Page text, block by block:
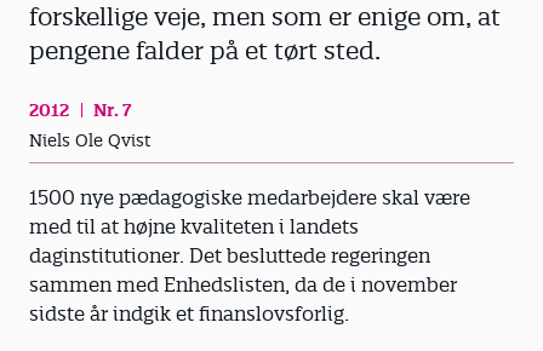
forskellige veje, men som er enige om, at
pengene falder på et tørt sted.
2012
Nr. 7
Niels Ole Qvist
1500 nye pædagogiske medarbejdere skal være
med til at højne kvaliteten i landets
daginstitutioner. Det besluttede regeringen
sammen med Enhedslisten, da de i november
sidste år indgik et finanslovsforlig.